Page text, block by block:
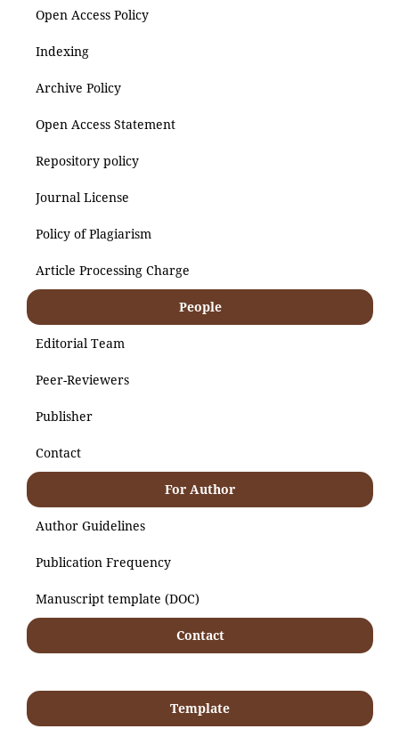
Open Access Policy
Indexing
Archive Policy
Open Access Statement
Repository policy
Journal License
Policy of Plagiarism
Article Processing Charge
People
Editorial Team
Peer-Reviewers
Publisher
Contact
For Author
Author Guidelines
Publication Frequency
Manuscript template (DOC)
Contact
Template